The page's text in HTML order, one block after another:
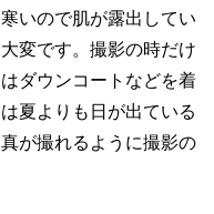
いので肌が露出してい
変です。撮影の時だけ
ダウンコートなどを着
夏よりも日が出ている
が撮れるように撮影の